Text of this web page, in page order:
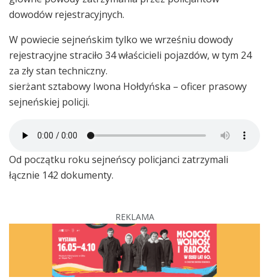
dowodów rejestracyjnych.
W powiecie sejneńskim tylko we wrześniu dowody
rejestracyjne straciło 34 właścicieli pojazdów, w tym 24
za zły stan techniczny.
sierżant sztabowy Iwona Hołdyńska – oficer prasowy
sejneńskiej policji.
Od początku roku sejneńscy policjanci zatrzymali
łącznie 142 dokumenty.
REKLAMA